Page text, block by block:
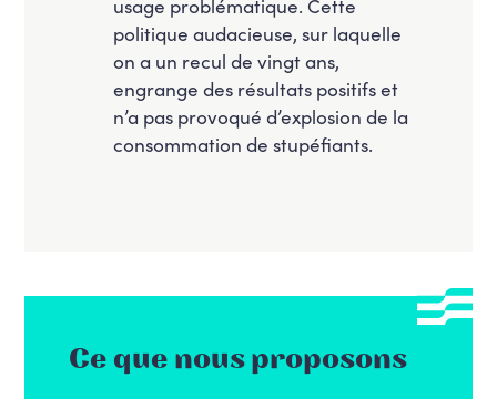
politique audacieuse, sur laquelle
on a un recul de vingt ans,
engrange des résultats positifs et
n’a pas provoqué d’explosion de la
consommation de stupéfiants.
Ce que nous proposons